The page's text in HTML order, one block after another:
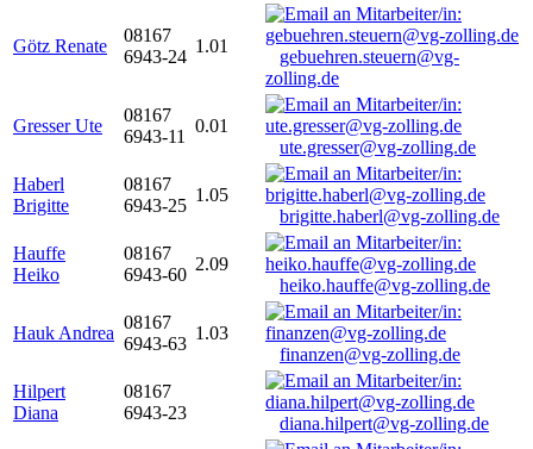
Götz Renate
08167
6943-24
1.01
gebuehren.steuern@vg-
zolling.de
Gresser Ute
08167
6943-11
0.01
ute.gresser@vg-zolling.de
Haberl
Brigitte
08167
6943-25
1.05
brigitte.haberl@vg-zolling.de
Hauffe
Heiko
08167
6943-60
2.09
heiko.hauffe@vg-zolling.de
Hauk Andrea
08167
6943-63
1.03
finanzen@vg-zolling.de
Hilpert
Diana
08167
6943-23
diana.hilpert@vg-zolling.de